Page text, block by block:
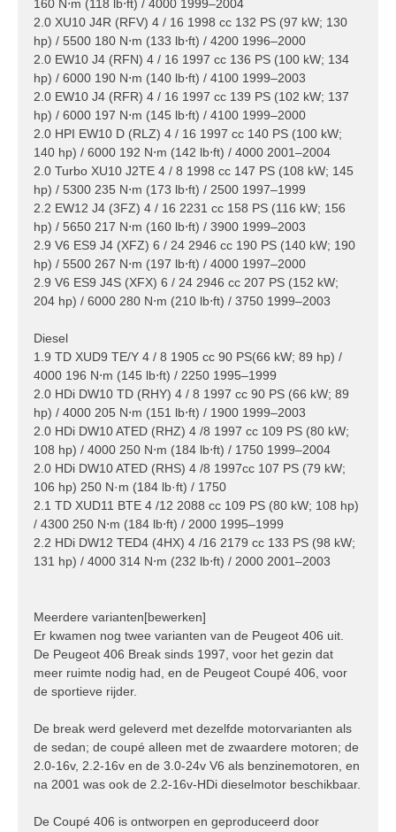
160 N⋅m (118 lb⋅ft) / 4000 1999–2004
2.0 XU10 J4R (RFV) 4 / 16 1998 cc 132 PS (97 kW; 130
hp) / 5500 180 N⋅m (133 lb⋅ft) / 4200 1996–2000
2.0 EW10 J4 (RFN) 4 / 16 1997 cc 136 PS (100 kW; 134
hp) / 6000 190 N⋅m (140 lb⋅ft) / 4100 1999–2003
2.0 EW10 J4 (RFR) 4 / 16 1997 cc 139 PS (102 kW; 137
hp) / 6000 197 N⋅m (145 lb⋅ft) / 4100 1999–2000
2.0 HPI EW10 D (RLZ) 4 / 16 1997 cc 140 PS (100 kW;
140 hp) / 6000 192 N⋅m (142 lb⋅ft) / 4000 2001–2004
2.0 Turbo XU10 J2TE 4 / 8 1998 cc 147 PS (108 kW; 145
hp) / 5300 235 N⋅m (173 lb⋅ft) / 2500 1997–1999
2.2 EW12 J4 (3FZ) 4 / 16 2231 cc 158 PS (116 kW; 156
hp) / 5650 217 N⋅m (160 lb⋅ft) / 3900 1999–2003
2.9 V6 ES9 J4 (XFZ) 6 / 24 2946 cc 190 PS (140 kW; 190
hp) / 5500 267 N⋅m (197 lb⋅ft) / 4000 1997–2000
2.9 V6 ES9 J4S (XFX) 6 / 24 2946 cc 207 PS (152 kW;
204 hp) / 6000 280 N⋅m (210 lb⋅ft) / 3750 1999–2003
Diesel
1.9 TD XUD9 TE/Y 4 / 8 1905 cc 90 PS(66 kW; 89 hp) /
4000 196 N⋅m (145 lb⋅ft) / 2250 1995–1999
2.0 HDi DW10 TD (RHY) 4 / 8 1997 cc 90 PS (66 kW; 89
hp) / 4000 205 N⋅m (151 lb⋅ft) / 1900 1999–2003
2.0 HDi DW10 ATED (RHZ) 4 /8 1997 cc 109 PS (80 kW;
108 hp) / 4000 250 N⋅m (184 lb⋅ft) / 1750 1999–2004
2.0 HDi DW10 ATED (RHS) 4 /8 1997cc 107 PS (79 kW;
106 hp) 250 N·m (184 lb·ft) / 1750
2.1 TD XUD11 BTE 4 /12 2088 cc 109 PS (80 kW; 108 hp)
/ 4300 250 N⋅m (184 lb⋅ft) / 2000 1995–1999
2.2 HDi DW12 TED4 (4HX) 4 /16 2179 cc 133 PS (98 kW;
131 hp) / 4000 314 N⋅m (232 lb⋅ft) / 2000 2001–2003
Meerdere varianten[bewerken]
Er kwamen nog twee varianten van de Peugeot 406 uit.
De Peugeot 406 Break sinds 1997, voor het gezin dat
meer ruimte nodig had, en de Peugeot Coupé 406, voor
de sportieve rijder.
De break werd geleverd met dezelfde motorvarianten als
de sedan; de coupé alleen met de zwaardere motoren; de
2.0-16v, 2.2-16v en de 3.0-24v V6 als benzinemotoren, en
na 2001 was ook de 2.2-16v-HDi dieselmotor beschikbaar.
De Coupé 406 is ontworpen en geproduceerd door